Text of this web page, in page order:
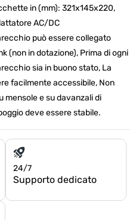
in (mm): 321x145x220,
AC/DC
può essere collegato
(non in dotazione), Prima di ogni
sia in buono stato, La
facilmente accessibile, Non
mensole e su davanzali di
deve essere stabile.
24/7
Supporto dedicato